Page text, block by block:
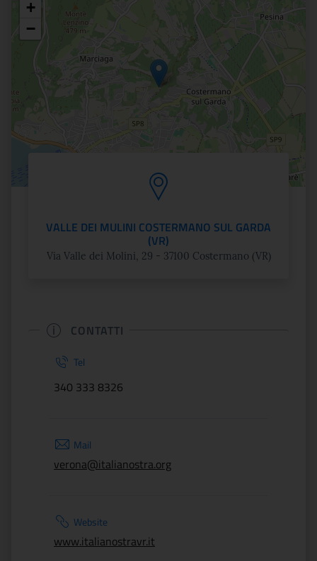
Posizione
+
−
VALLE DEI MULINI COSTERMANO SUL GARDA
(VR)
Via Valle dei Molini, 29 - 37100 Costermano (VR)
CONTATTI
Tel
340 333 8326
Mail
verona@italianostra.org
Website
www.italianostravr.it